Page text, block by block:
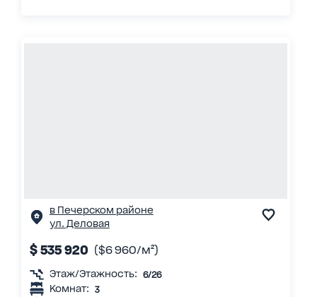
в Печерском районе
ул. Деловая
$ 535 920 ($6 960/м²)
Этаж/Этажность: 6/26
Комнат: 3